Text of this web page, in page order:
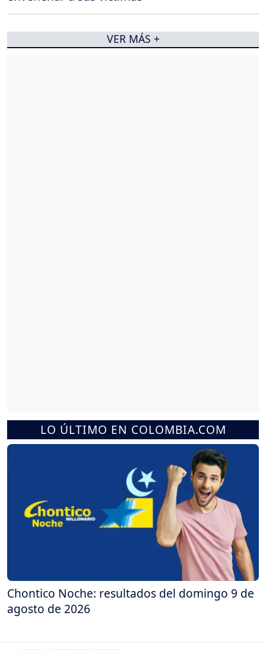
LO ÚLTIMO EN COLOMBIA.COM
Chontico Noche: resultados del domingo 9 de
agosto de 2026
VER MÁS +